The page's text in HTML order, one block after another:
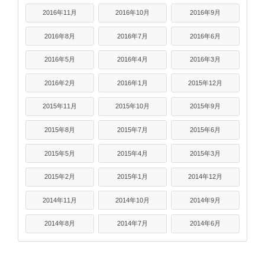
2016年11月 2016年10月 2016年9月
2016年8月 2016年7月 2016年6月
2016年5月 2016年4月 2016年3月
2016年2月 2016年1月 2015年12月
2015年11月 2015年10月 2015年9月
2015年8月 2015年7月 2015年6月
2015年5月 2015年4月 2015年3月
2015年2月 2015年1月 2014年12月
2014年11月 2014年10月 2014年9月
2014年8月 2014年7月 2014年6月